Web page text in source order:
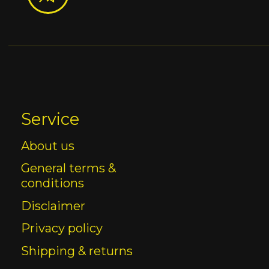
Service
About us
General terms &
conditions
Disclaimer
Privacy policy
Shipping & returns